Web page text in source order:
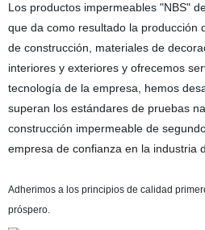
Los productos impermeables "NBS"
que da como resultado la producción
de construcción, materiales de
interiores y exteriores y ofrecemos
tecnología de la empresa, hemos
superan los estándares de pruebas
construcción impermeable de
empresa de confianza en la industria
Adherimos a los principios de calidad
próspero.